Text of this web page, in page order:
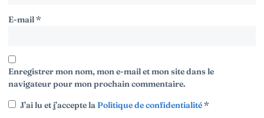
E-mail*
Enregistrer mon nom, mon e-mail et mon site dans le
navigateur pour mon prochain commentaire.
J’ai lu et j’accepte laPolitique de confidentialité*